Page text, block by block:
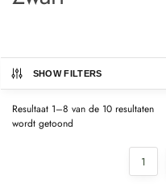
SHOW FILTERS
Resultaat 1–8 van de 10 resultaten
wordt getoond
1